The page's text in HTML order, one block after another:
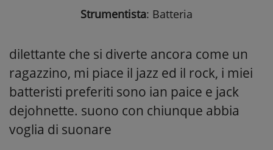
Strumentista: Batteria
dilettante che si diverte ancora come un
ragazzino, mi piace il jazz ed il rock, i miei
batteristi preferiti sono ian paice e jack
dejohnette. suono con chiunque abbia
voglia di suonare